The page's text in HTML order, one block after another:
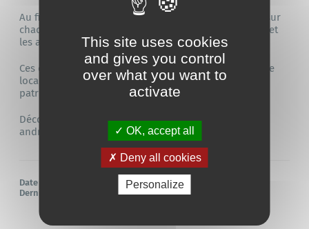
Au fil de vos balades, scannez les QR codes installés sur
chaque site pour découvrir leur histoire, leur origine et
les anecdotes qui les entourent.
Ces contenus ont été réalisés par l’association
Histoire
locale et patrimoine andréanais, afin de faire vivre le
patrimoine local au détour des chemins.
Découvrez son site :Histoire locale et patrimoine
andréanais
Date de publication :
21/05/2026
Dernière mise à jour de la page :26/05/2026
This site uses cookies
and gives you control
over what you want to
activate
OK, accept all
Deny all cookies
Personalize